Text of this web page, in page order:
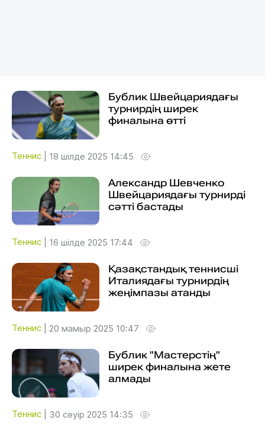
Бублик Швейцариядағы
турнирдің ширек
финалына өтті
Теннис 18 шілде 2025 14:45
Александр Шевченко
Швейцариядағы турнирді
сәтті бастады
Теннис 16 шілде 2025 17:44
Қазақстандық теннисші
Италиядағы турнирдің
жеңімпазы атанды
Теннис 20 мамыр 2025 10:47
Бублик "Мастерстің"
ширек финалына жете
алмады
Теннис 30 сәуір 2025 14:35